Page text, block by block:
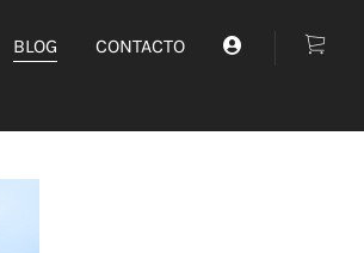
BLOG CONTACTO